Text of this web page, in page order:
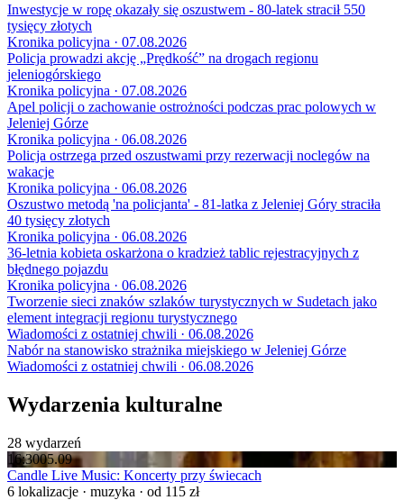
Inwestycje w ropę okazały się oszustwem - 80-latek stracił 550
tysięcy złotych
Kronika policyjna · 07.08.2026
Policja prowadzi akcję „Prędkość” na drogach regionu
jeleniogórskiego
Kronika policyjna · 07.08.2026
Apel policji o zachowanie ostrożności podczas prac polowych w
Jeleniej Górze
Kronika policyjna · 06.08.2026
Policja ostrzega przed oszustwami przy rezerwacji noclegów na
wakacje
Kronika policyjna · 06.08.2026
Oszustwo metodą 'na policjanta' - 81-latka z Jeleniej Góry straciła
40 tysięcy złotych
Kronika policyjna · 06.08.2026
36-letnia kobieta oskarżona o kradzież tablic rejestracyjnych z
błędnego pojazdu
Kronika policyjna · 06.08.2026
Tworzenie sieci znaków szlaków turystycznych w Sudetach jako
element integracji regionu turystycznego
Wiadomości z ostatniej chwili · 06.08.2026
Nabór na stanowisko strażnika miejskiego w Jeleniej Górze
Wiadomości z ostatniej chwili · 06.08.2026
Wydarzenia kulturalne
28 wydarzeń
16:3005.09
Candle Live Music: Koncerty przy świecach
6 lokalizacje · muzyka · od 115 zł